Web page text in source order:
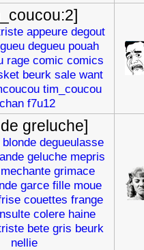
appeure degout
degueu pouah
rage comic comics
beurk sale want
tim_coucou
f7u12
greluche]
blonde degueulasse
geluche mepris
mechante grimace
garce fille moue
couettes frange
colere haine
bete gris beurk
nellie